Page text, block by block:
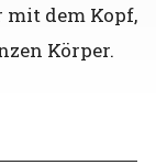
dem Kopf,
Körper.